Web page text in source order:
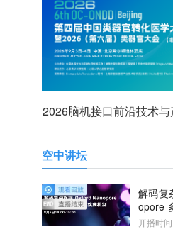
2026脑机接口前沿技术
空中讲坛
解码复
opore
示疾病
开播时间